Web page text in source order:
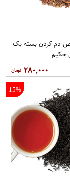
دم کردن بسته یک
حکیم
۲۸۰,۰۰۰
15%